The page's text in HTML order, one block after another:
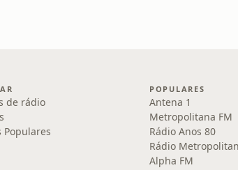
de rádio
Populares
POPULARES
Antena 1
Metropolitana FM
Rádio Anos 80
Rádio
Alpha FM